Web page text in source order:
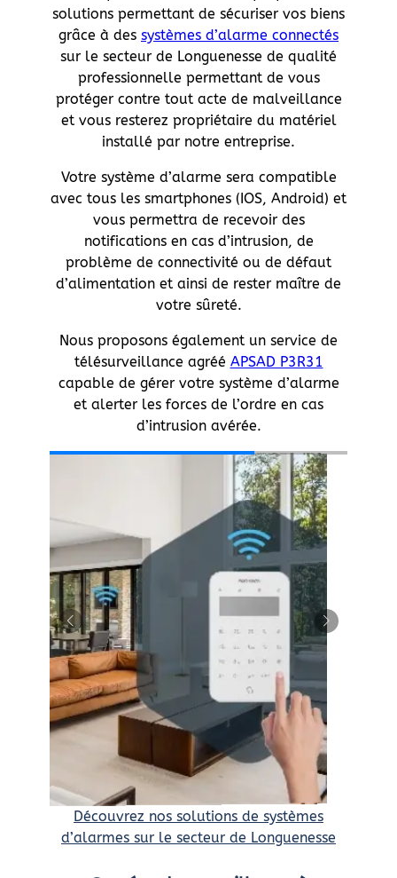
solutions permettant de sécuriser vos biens
grâce à des systèmes d’alarme connectés
sur le secteur de Longuenesse de qualité
professionnelle permettant de vous
protéger contre tout acte de malveillance
et vous resterez propriétaire du matériel
installé par notre entreprise.
Votre système d’alarme sera compatible
avec tous les smartphones (IOS, Android) et
vous permettra de recevoir des
notifications en cas d’intrusion, de
problème de connectivité ou de défaut
d’alimentation et ainsi de rester maître de
votre sûreté.
Nous proposons également un service de
télésurveillance agréé APSAD P3R31
capable de gérer votre système d’alarme
et alerter les forces de l’ordre en cas
d’intrusion avérée.
Découvrez nos solutions de systèmes
d’alarmes sur le secteur de Longuenesse